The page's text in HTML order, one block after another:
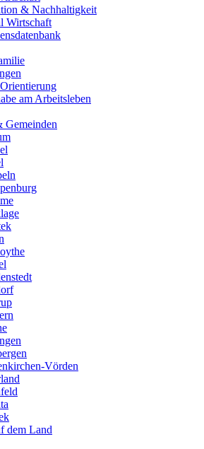
& Nachhaltigkeit
Wirtschaft
am Arbeitsleben
Gemeinden
Vörden
dem Land